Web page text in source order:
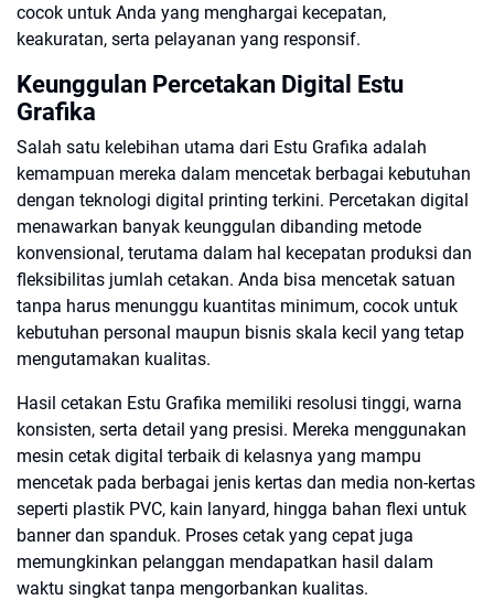
cocok untuk Anda yang menghargai kecepatan,
keakuratan, serta pelayanan yang responsif.
Keunggulan Percetakan Digital Estu
Grafika
Salah satu kelebihan utama dari Estu Grafika adalah
kemampuan mereka dalam mencetak berbagai kebutuhan
dengan teknologi digital printing terkini. Percetakan digital
menawarkan banyak keunggulan dibanding metode
konvensional, terutama dalam hal kecepatan produksi dan
fleksibilitas jumlah cetakan. Anda bisa mencetak satuan
tanpa harus menunggu kuantitas minimum, cocok untuk
kebutuhan personal maupun bisnis skala kecil yang tetap
mengutamakan kualitas.
Hasil cetakan Estu Grafika memiliki resolusi tinggi, warna
konsisten, serta detail yang presisi. Mereka menggunakan
mesin cetak digital terbaik di kelasnya yang mampu
mencetak pada berbagai jenis kertas dan media non-kertas
seperti plastik PVC, kain lanyard, hingga bahan flexi untuk
banner dan spanduk. Proses cetak yang cepat juga
memungkinkan pelanggan mendapatkan hasil dalam
waktu singkat tanpa mengorbankan kualitas.